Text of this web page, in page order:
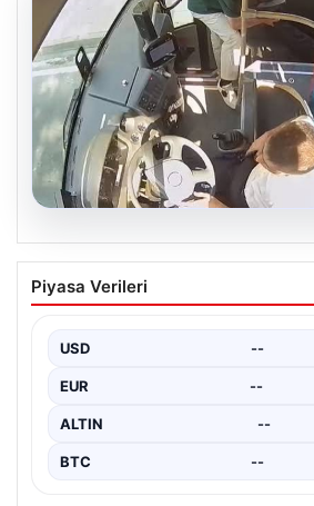
05.08.2026
Otobüste Rahatsızlanan
Hızla Hastaneye
otobüslerinde yaşanan ilginç ve
Piyasa Verileri
USD --
EUR --
ALTIN --
BTC --